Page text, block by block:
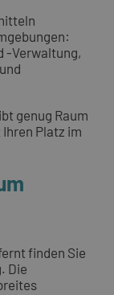
-Verwaltung,
genug Raum
Platz im
finden Sie
Die